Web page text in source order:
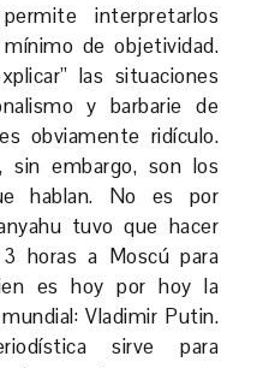
interpretarlos
de objetividad.
las situaciones
y barbarie de
obviamente ridículo.
embargo, son los
hablan. No es por
tuvo que hacer
horas a Moscú para
es hoy por hoy la
Vladimir Putin.
sirve para